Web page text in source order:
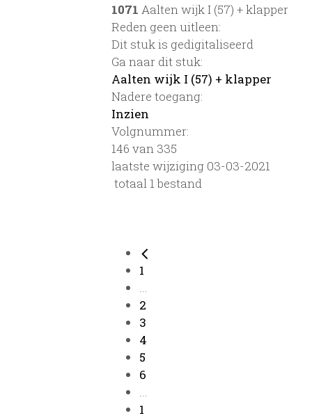
1071 Aalten wijk I (57) + klapper
Reden geen uitleen:
Dit stuk is gedigitaliseerd
Ga naar dit stuk:
Aalten wijk I (57) + klapper
Nadere toegang:
Inzien
Volgnummer:
146 van 335
laatste wijziging 03-03-2021
totaal 1 bestand
1
...
2
3
4
5
6
...
1